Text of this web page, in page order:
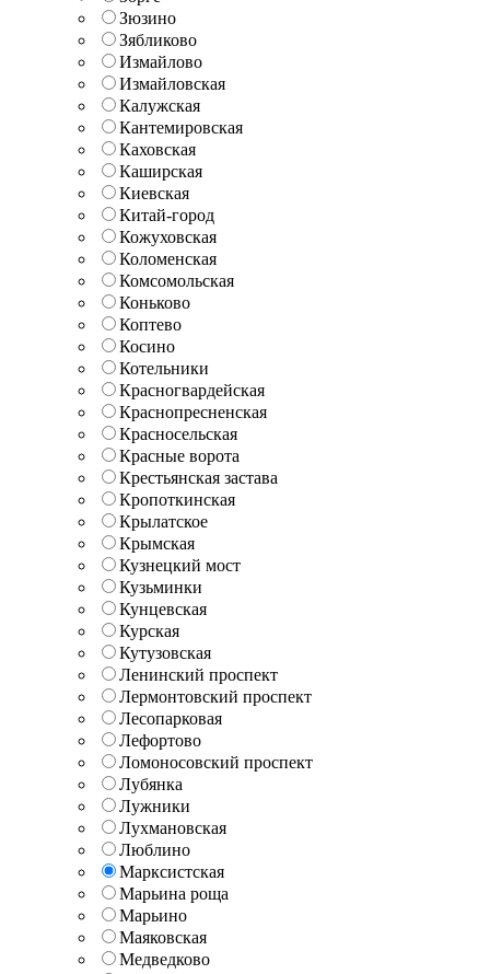
Зюзино
Зябликово
Измайлово
Измайловская
Калужская
Кантемировская
Каховская
Каширская
Киевская
Китай-город
Кожуховская
Коломенская
Комсомольская
Коньково
Коптево
Косино
Котельники
Красногвардейская
Краснопресненская
Красносельская
Красные ворота
Крестьянская застава
Кропоткинская
Крылатское
Крымская
Кузнецкий мост
Кузьминки
Кунцевская
Курская
Кутузовская
Ленинский проспект
Лермонтовский проспект
Лесопарковая
Лефортово
Ломоносовский проспект
Лубянка
Лужники
Лухмановская
Люблино
Марксистская
Марьина роща
Марьино
Маяковская
Медведково